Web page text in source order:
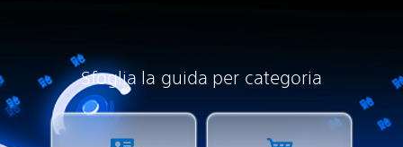
Sfoglia la guida per categoria